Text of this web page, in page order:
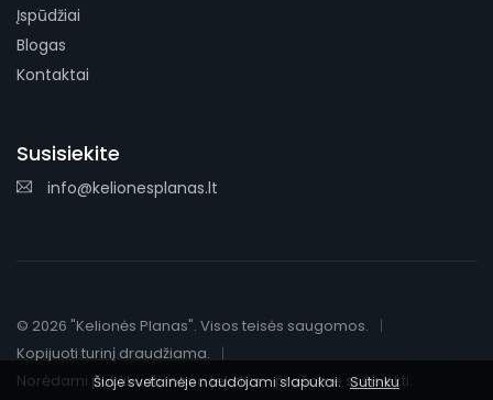
Šioje svetainėje naudojami slapukai. Sutinku
Įspūdžiai
Blogas
Kontaktai
Susisiekite
info@kelionesplanas.lt
© 2026 "Kelionės Planas". Visos teisės saugomos.
Kopijuoti turinį draudžiama.
Norėdami publikuoti mano tekstus - prašome susisiekti.